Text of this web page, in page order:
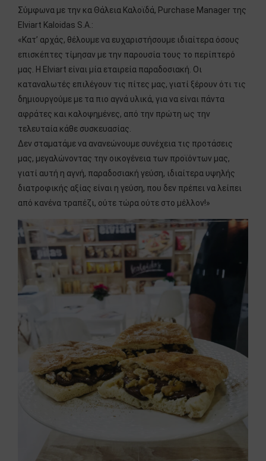
Σύμφωνα με την κα Θάλεια Καλοϊδά, Purchase Manager της
Elviart Kaloidas S.A.:
«Κατ’ αρχάς, θέλουμε να ευχαριστήσουμε ιδιαίτερα όσους
επισκέπτες τίμησαν με την παρουσία τους το περίπτερό
μας. H Elviart είναι μία εταιρεία παραδοσιακή. Οι
καταναλωτές επιλέγουν τις πίτες μας, γιατί ξέρουν ότι τις
δημιουργούμε με τα πιο αγνά υλικά, για να είναι πάντα
αφράτες και καλοψημένες, από την πρώτη ως την
τελευταία κάθε συσκευασίας.
Δεν σταματάμε να ανανεώνουμε συνέχεια τις προτάσεις
μας, μεγαλώνοντας την οικογένεια των προϊόντων μας,
γιατί αυτή η αγνή, παραδοσιακή γεύση, ιδιαίτερα υψηλής
διατροφικής αξίας είναι η γεύση, που δεν πρέπει να λείπει
από κανένα τραπέζι, ούτε τώρα ούτε στο μέλλον!»